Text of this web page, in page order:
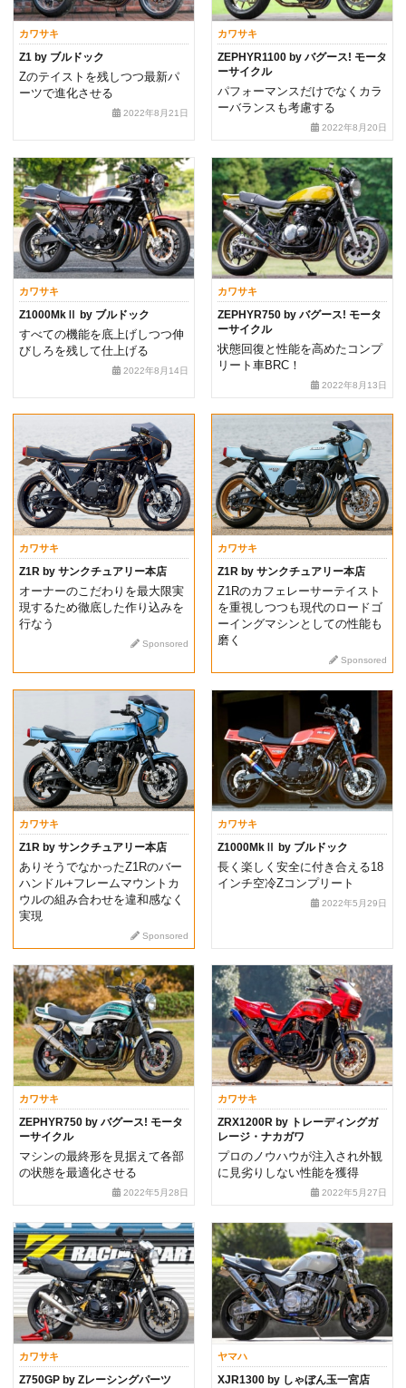
カワサキ
Z1 by ブルドック
Zのテイストを残しつつ最新パ
ーツで進化させる
2022年8月21日
カワサキ
ZEPHYR1100 by バグース! モータ
ーサイクル
パフォーマンスだけでなくカラ
ーバランスも考慮する
2022年8月20日
カワサキ
Z1000MkⅡ by ブルドック
すべての機能を底上げしつつ伸
びしろを残して仕上げる
2022年8月14日
カワサキ
ZEPHYR750 by バグース! モータ
ーサイクル
状態回復と性能を高めたコンプ
リート車BRC！
2022年8月13日
カワサキ
Z1R by サンクチュアリー本店
オーナーのこだわりを最大限実
現するため徹底した作り込みを
行なう
Sponsored
カワサキ
Z1R by サンクチュアリー本店
Z1Rのカフェレーサーテイスト
を重視しつつも現代のロードゴ
ーイングマシンとしての性能も
磨く
Sponsored
カワサキ
Z1R by サンクチュアリー本店
ありそうでなかったZ1Rのバー
ハンドル+フレームマウントカ
ウルの組み合わせを違和感なく
実現
Sponsored
カワサキ
Z1000MkⅡ by ブルドック
長く楽しく安全に付き合える18
インチ空冷Zコンプリート
2022年5月29日
カワサキ
ZEPHYR750 by バグース! モータ
ーサイクル
マシンの最終形を見据えて各部
の状態を最適化させる
2022年5月28日
カワサキ
ZRX1200R by トレーディングガ
レージ・ナカガワ
プロのノウハウが注入され外観
に見劣りしない性能を獲得
2022年5月27日
カワサキ
Z750GP by Zレーシングパーツ
ヤマハ
XJR1300 by しゃぼん玉一宮店